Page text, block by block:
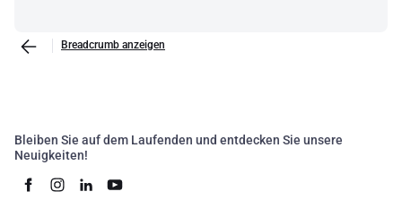
Breadcrumb anzeigen
Bleiben Sie auf dem Laufenden und entdecken Sie unsere
Neuigkeiten!